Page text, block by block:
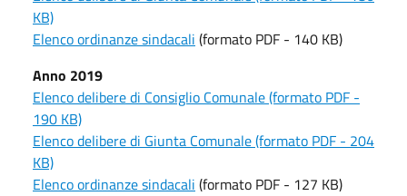
KB)
Elenco ordinanze sindacali (formato PDF - 140 KB)
Anno 2019
Elenco delibere di Consiglio Comunale (formato PDF -
190 KB)
Elenco delibere di Giunta Comunale (formato PDF - 204
KB)
Elenco ordinanze sindacali (formato PDF - 127 KB)